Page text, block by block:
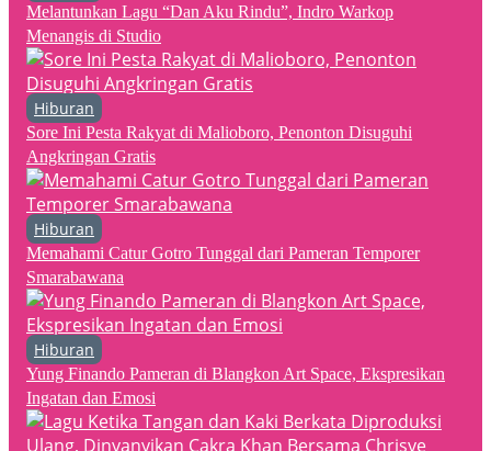
Melantunkan Lagu “Dan Aku Rindu”, Indro Warkop
Menangis di Studio
Hiburan
Sore Ini Pesta Rakyat di Malioboro, Penonton Disuguhi
Angkringan Gratis
Hiburan
Memahami Catur Gotro Tunggal dari Pameran Temporer
Smarabawana
Hiburan
Yung Finando Pameran di Blangkon Art Space, Ekspresikan
Ingatan dan Emosi